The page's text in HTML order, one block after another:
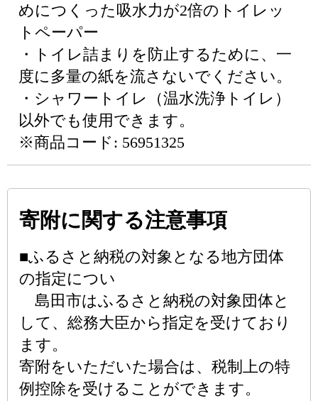
めにつくった吸水力が2倍のトイレッ
トペーパー
・トイレ詰まりを防止するために、一
度に多量の紙を流さないでください。
・シャワートイレ（温水洗浄トイレ）
以外でも使用できます。
※商品コード: 56951325
寄附に関する注意事項
■ふるさと納税の対象となる地方団体
の指定につい
島田市はふるさと納税の対象団体と
して、総務大臣から指定を受けており
ます。
寄附をいただいた場合は、税制上の特
例控除を受けることができます。